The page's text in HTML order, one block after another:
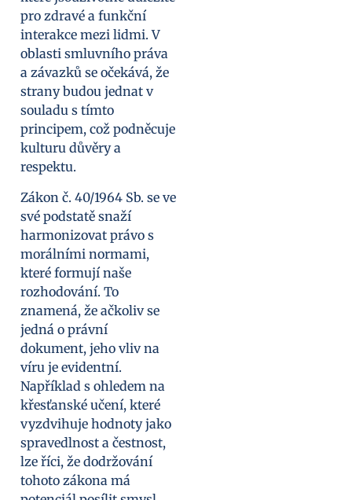
pro zdravé a funkční
interakce mezi lidmi. V
oblasti smluvního práva
a závazků se očekává, že
strany budou jednat v
souladu s tímto
principem, což podněcuje
kulturu důvěry a
respektu.
Zákon č. 40/1964 Sb. se ve
své podstatě snaží
harmonizovat právo s
morálními normami,
které formují naše
rozhodování. To
znamená, že ačkoliv se
jedná o právní
dokument, jeho vliv na
víru je evidentní.
Například s ohledem na
křesťanské učení, které
vyzdvihuje hodnoty jako
spravedlnost a čestnost,
lze říci, že dodržování
tohoto zákona má